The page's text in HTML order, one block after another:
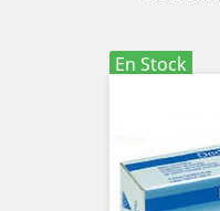
En Stock